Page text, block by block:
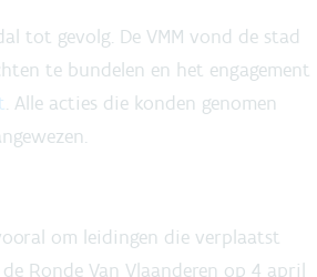
tot gevolg. De VMM vond de stad
te bundelen en het engagement
. Alle acties die konden genomen
om leidingen die verplaatst
Ronde Van Vlaanderen op 4 april